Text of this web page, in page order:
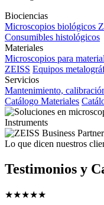
Biociencias
Microscopios biológicos
Consumibles histológicos
Materiales
Microscopios para
ZEISS Equipos
Servicios
Mantenimiento,
Catálogo Materiales
Lo que dicen nuestros
Testimonios y
★★★★★